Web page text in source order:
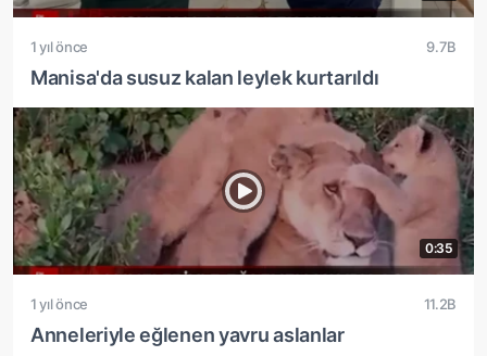
1 yıl önce 9.7B
Manisa'da susuz kalan leylek kurtarıldı
0:35
1 yıl önce 11.2B
Anneleriyle eğlenen yavru aslanlar